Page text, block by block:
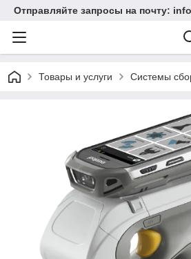
Отправляйте запросы на почту:
Товары и услуги Системы